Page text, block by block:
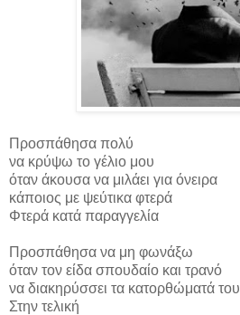
Προσπάθησα πολύ
να κρύψω το γέλιο μου
όταν άκουσα να μιλάει για όνειρα
κάποιος με ψεύτικα φτερά
Φτερά κατά παραγγελία
Προσπάθησα να μη φωνάξω
όταν τον είδα σπουδαίο και τρανό
να διακηρύσσει τα κατορθώματά του
Στην τελική